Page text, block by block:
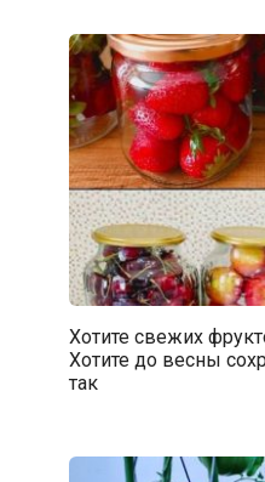
Хотите свежих
Хотите до весны
так